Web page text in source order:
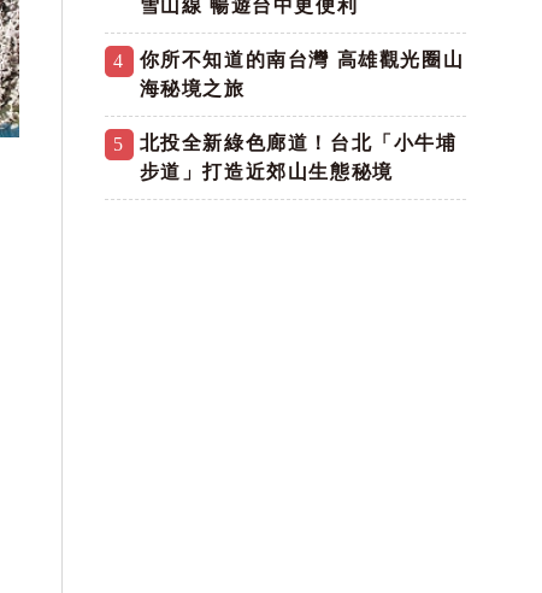
雪山線 暢遊台中更便利
4
你所不知道的南台灣 高雄觀光圈山
海秘境之旅
5
北投全新綠色廊道！台北「小牛埔
步道」打造近郊山生態秘境